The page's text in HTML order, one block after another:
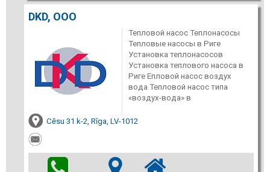
DKD, ООО
Тепловой насос Теплонасосы
Тепловые насосы в Риге
Установка теплонасосов
Установка теплового насоса в
Риге Епловой насос воздух
вода Тепловой насос типа
«воздух-вода» в
Cēsu 31 k-2, Rīga, LV-1012